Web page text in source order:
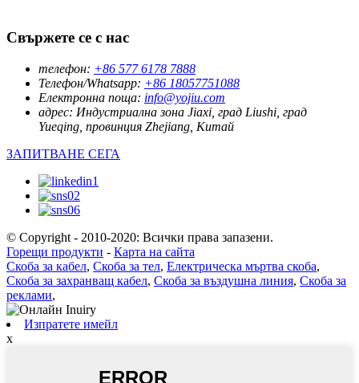
Свържете се с нас
телефон: +86 577 6178 7888
Телефон/Whatsapp: +86 18057751088
Електронна поща: info@yojiu.com
адрес: Индустриална зона Jiaxi, град Liushi, град
Yueqing, провинция Zhejiang, Китай
ЗАПИТВАНЕ СЕГА
© Copyright - 2010-2020: Всички права запазени.
Горещи продукти - Карта на сайта
Скоба за кабел, Скоба за тел, Електрическа мъртва скоба,
Скоба за захранващ кабел, Скоба за въздушна линия, Скоба за
реклами,
Изпратете имейл
x